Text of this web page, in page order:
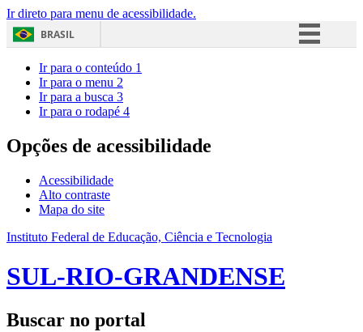
Ir direto para menu de acessibilidade.
BRASIL
Acesso à informação
Ir para o conteúdo 1
Ir para o menu 2
Ir para a busca 3
Ir para o rodapé 4
Opções de acessibilidade
Acessibilidade
Alto contraste
Mapa do site
Instituto Federal de Educação, Ciência e Tecnologia
SUL-RIO-GRANDENSE
Buscar no portal